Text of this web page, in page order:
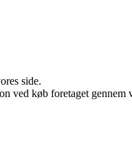
side.
ved køb foretaget